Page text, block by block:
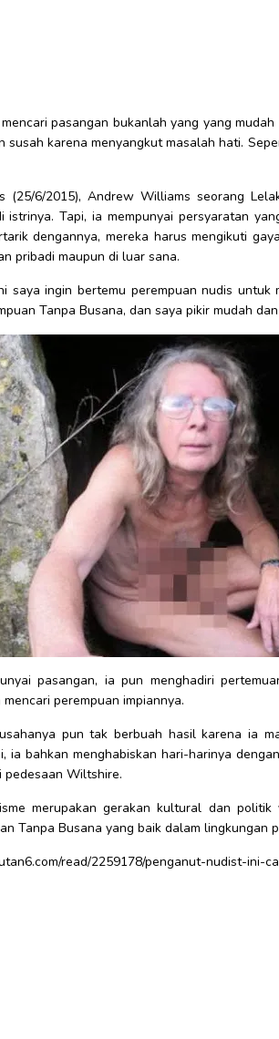
pasangan bukanlah yang yang
susah karena menyangkut masalah hati.
(25/6/2015), Andrew Williams seorang
istrinya. Tapi, ia mempunyai persyaratan
dengannya, mereka harus mengikuti
pribadi maupun di luar sana.
saya ingin bertemu perempuan nudis untuk
Tanpa Busana, dan saya pikir mudah
pasangan, ia pun menghadiri
perempuan impiannya.
pun tak berbuah hasil karena ia
ia bahkan menghabiskan hari-harinya
pedesaan Wiltshire.
merupakan gerakan kultural dan politik
Tanpa Busana yang baik dalam lingkungan
read/2259178/penganut-nudist-ini-